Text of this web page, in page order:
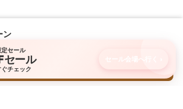
セール
セール
チェック
セール会場へ行く
ン
購入画面に進む